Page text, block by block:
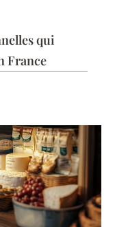
qui
France